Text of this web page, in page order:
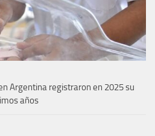
Argentina registraron en 2025 su
años